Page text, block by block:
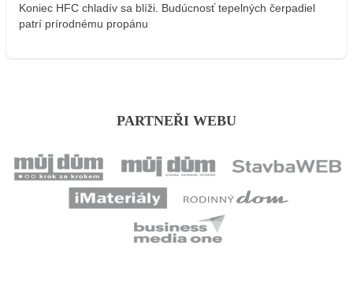
Koniec HFC chladív sa blíži. Budúcnosť tepelných čerpadiel
patrí prírodnému propánu
PARTNEŘI WEBU